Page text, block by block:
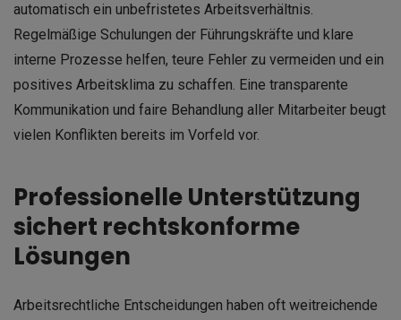
automatisch ein unbefristetes Arbeitsverhältnis.
Regelmäßige Schulungen der Führungskräfte und klare
interne Prozesse helfen, teure Fehler zu vermeiden und ein
positives Arbeitsklima zu schaffen. Eine transparente
Kommunikation und faire Behandlung aller Mitarbeiter beugt
vielen Konflikten bereits im Vorfeld vor.
Professionelle Unterstützung
sichert rechtskonforme
Lösungen
Arbeitsrechtliche Entscheidungen haben oft weitreichende